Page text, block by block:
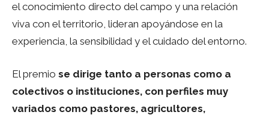
el conocimiento directo del campo y una relación
viva con el territorio, lideran apoyándose en la
experiencia, la sensibilidad y el cuidado del entorno.
El premio se dirige tanto a personas como a
colectivos o instituciones, con perfiles muy
variados como pastores, agricultores,